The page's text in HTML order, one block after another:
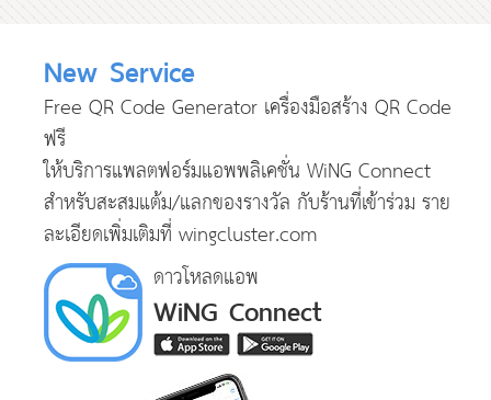
New Service
Free QR Code Generator เครื่องมือสร้าง QR Code
ฟรี
ให้บริการแพลตฟอร์มแอพพลิเคชั่น WiNG Connect
สำหรับสะสมแต้ม/แลกของรางวัล กับร้านที่เข้าร่วม ราย
ละเอียดเพิ่มเติมที่ wingcluster.com
ดาวโหลดแอพ
WiNG Connect